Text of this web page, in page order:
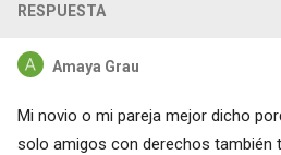
RESPUESTA
Amaya Grau
Mi novio o mi pareja mejor dicho
solo amigos con derechos también